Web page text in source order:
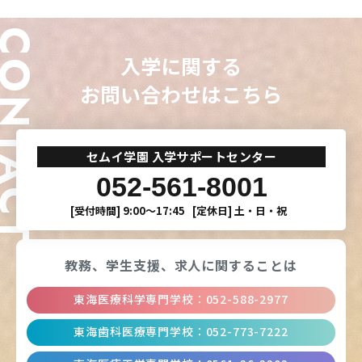
入学に関する
お問い合わせはこちら
セムイ学園 入学サポートセンター
052-561-8001
[受付時間] 9:00〜17:45 [定休日] 土・日・祝
教務、学生支援、 求人に関することは
東海医療科学専門学校 ： 052-588-2977
東海歯科医療専門学校 ： 052-773-7222